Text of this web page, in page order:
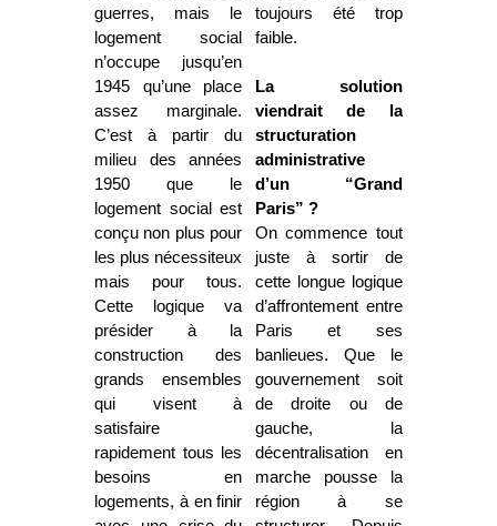
guerres, mais le
logement social
n’occupe jusqu’en
1945 qu’une place
assez marginale.
C’est à partir du
milieu des années
1950 que le
logement social est
conçu non plus pour
les plus nécessiteux
mais pour tous.
Cette logique va
présider à la
construction des
grands ensembles
qui visent à
satisfaire
rapidement tous les
besoins en
logements, à en finir
toujours été trop
faible.
La solution
viendrait de la
structuration
administrative
d’un “Grand
Paris” ?
On commence tout
juste à sortir de
cette longue logique
d’affrontement entre
Paris et ses
banlieues. Que le
gouvernement soit
de droite ou de
gauche, la
décentralisation en
marche pousse la
région à se